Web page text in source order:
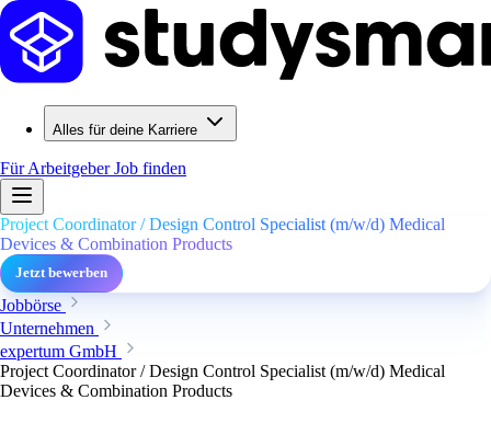
Alles für deine Karriere
Für ArbeitgeberJob finden
Project Coordinator / Design Control Specialist (m/w/d) Medical
Devices & Combination Products
Jetzt bewerben
Jobbörse
Unternehmen
expertum GmbH
Project Coordinator / Design Control Specialist (m/w/d) Medical
Devices & Combination Products